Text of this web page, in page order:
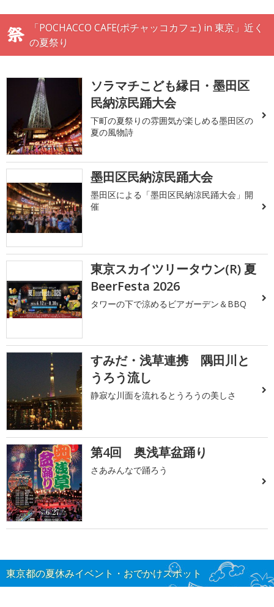
「POCHACCO CAFE(ポチャッコカフェ) in 東京」近く
の夏祭り
ソラマチこども縁日・墨田区
民納涼民踊大会
下町の夏祭りの雰囲気が楽しめる墨田区の
夏の風物詩
墨田区民納涼民踊大会
墨田区による「墨田区民納涼民踊大会」開
催
東京スカイツリータウン(R) 夏
BeerFesta 2026
タワーの下で涼めるビアガーデン＆BBQ
すみだ・浅草連携 隅田川と
うろう流し
静寂な川面を流れるとうろうの美しさ
第4回 奥浅草盆踊り
さあみんなで踊ろう
東京都の夏休みイベント・おでかけスポット